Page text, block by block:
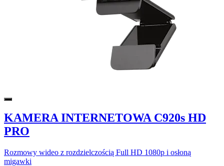
KAMERA INTERNETOWA C920s HD
PRO
Rozmowy wideo z rozdzielczością Full HD 1080p i osłoną
migawki